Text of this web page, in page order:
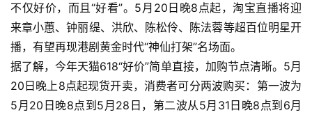
科
技
财
经
登录 注册
不仅好价，而且“好看”。5月20日晚8点起，淘宝直播将迎
来章小蕙、钟丽缇、洪欣、陈松伶、陈法蓉等超百位明星开
播，有望再现港剧黄金时代“神仙打架”名场面。
据了解，今年天猫618“好价”简单直接，加购节点清晰。5月
20日晚上8点起现货开卖，消费者可分两波购买：第一波为
5月20日晚8点到5月28日，第二波从5月31日晚8点到6月